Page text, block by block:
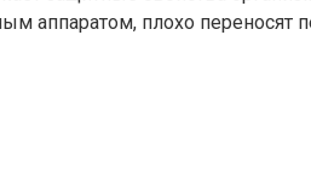
аппаратом, плохо переносят